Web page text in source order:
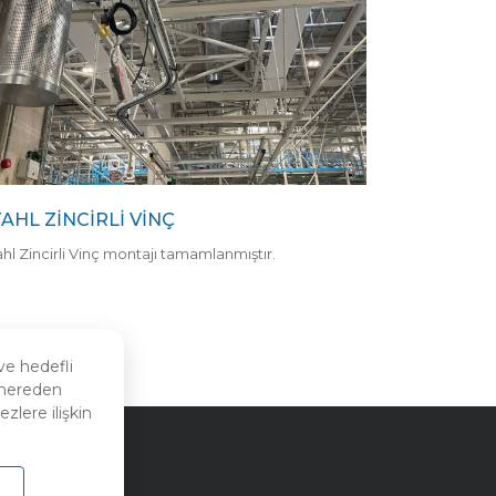
hedefli
ilişkin
ZINCIRLI VINÇ
Zincirli Vinç montajı tamamlanmıştır.